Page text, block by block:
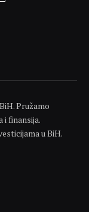
Pružamo
i finansija.
u BiH.